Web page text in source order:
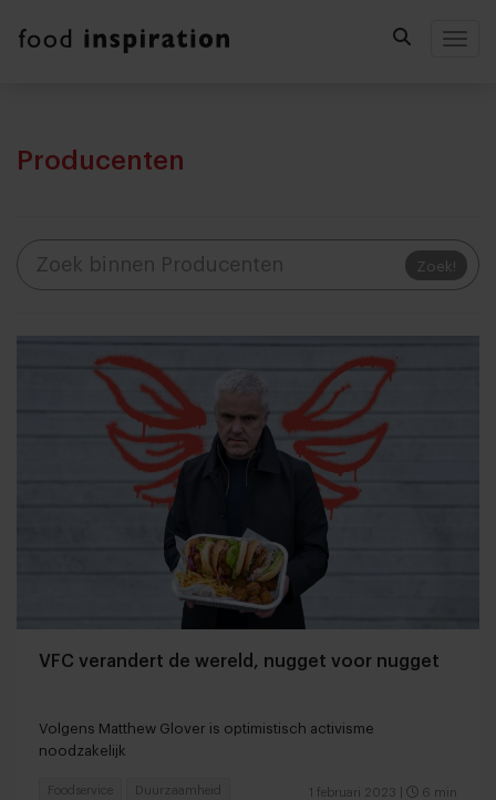
Producenten
Zoek!
VFC verandert de wereld, nugget voor nugget
Volgens Matthew Glover is optimistisch activisme
noodzakelijk
1 februari 2023 6 min
Foodservice Duurzaamheid